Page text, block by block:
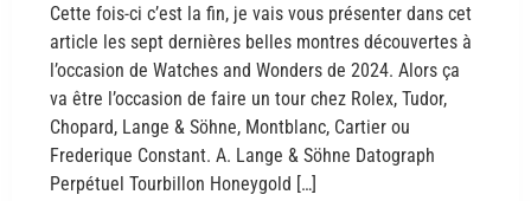
Cette fois-ci c’est la fin, je vais vous présenter dans cet
article les sept dernières belles montres découvertes à
l’occasion de Watches and Wonders de 2024. Alors ça
va être l’occasion de faire un tour chez Rolex, Tudor,
Chopard, Lange & Söhne, Montblanc, Cartier ou
Frederique Constant. A. Lange & Söhne Datograph
Perpétuel Tourbillon Honeygold […]